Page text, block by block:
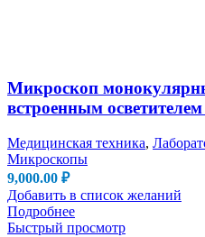
Микроскоп
встроенным
Медицинская техника,
Микроскопы
9,000.00 ₽
Добавить в список желаний
Подробнее
Быстрый просмотр